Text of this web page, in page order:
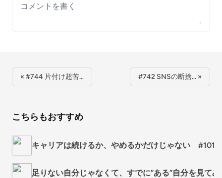
Your comment
« #744 片付け超苦… #742 SNSの断捨… »
こちらもおすすめ
キャリアは続けるか、やめるかだけじゃない #1016
足りない自分じゃなくて、すでに”ある”自分を見て